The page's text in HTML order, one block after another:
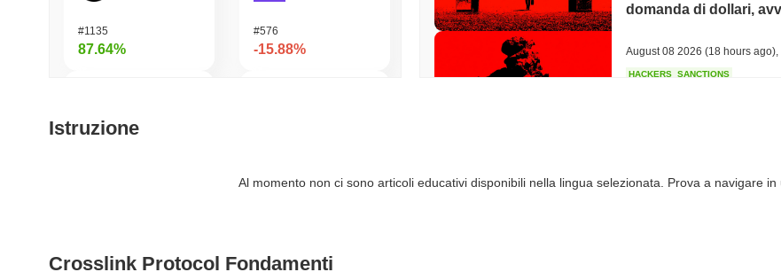
#1135
87.64%
#1658
#576
-15.88%
#926
domanda di dollari,
August 08 2026 (18 hours ago)
HACKERS SANCTIONS
TRUMP MEDIA CRYPTO RESERVE
Istruzione
Al momento non ci sono articoli educativi disponibili nella lingua selezionata. Prova a navigare in
Crosslink Protocol Fondamenti